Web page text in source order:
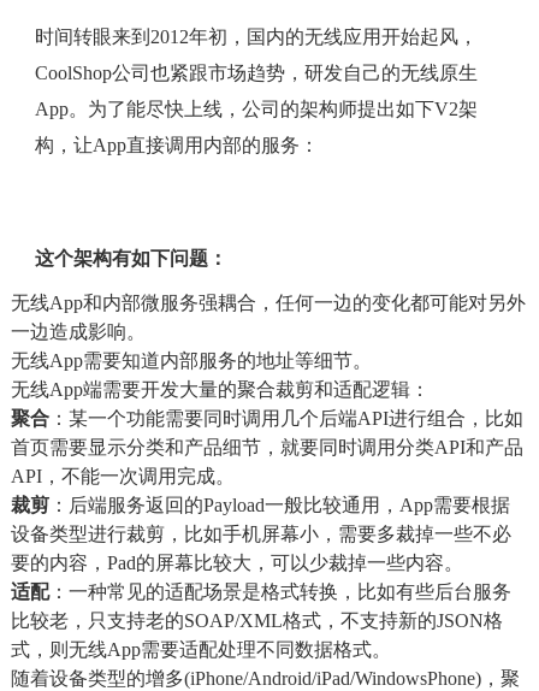
时间转眼来到2012年初，国内的无线应用开始起风，
CoolShop公司也紧跟市场趋势，研发自己的无线原生
App。为了能尽快上线，公司的架构师提出如下V2架
构，让App直接调用内部的服务：
这个架构有如下问题：
无线App和内部微服务强耦合，任何一边的变化都可能对另外
一边造成影响。
无线App需要知道内部服务的地址等细节。
无线App端需要开发大量的聚合裁剪和适配逻辑：
聚合：某一个功能需要同时调用几个后端API进行组合，比如
首页需要显示分类和产品细节，就要同时调用分类API和产品
API，不能一次调用完成。
裁剪：后端服务返回的Payload一般比较通用，App需要根据
设备类型进行裁剪，比如手机屏幕小，需要多裁掉一些不必
要的内容，Pad的屏幕比较大，可以少裁掉一些内容。
适配：一种常见的适配场景是格式转换，比如有些后台服务
比较老，只支持老的SOAP/XML格式，不支持新的JSON格
式，则无线App需要适配处理不同数据格式。
随着设备类型的增多(iPhone/Android/iPad/WindowsPhone)，聚